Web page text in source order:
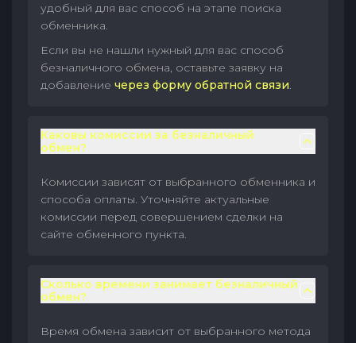
удобный для вас способ на этапе поиска
обменника.
Если вы не нашли нужный для вас способ
безналичного обмена, оставьте заявку на
добавление через форму обратной связи.
Каковы комиссии за безналичный
обмен?
Комиссии зависят от выбранного обменника и
способа оплаты. Уточняйте актуальные
комиссии перед совершением сделки на
сайте обменного пункта.
Сколько времени занимает безналичный
обмен?
Время обмена зависит от выбранного метода